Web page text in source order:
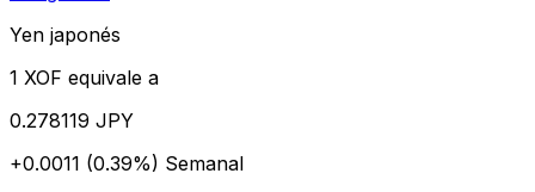
Yen japonés
1 XOF equivale a
0.278119 JPY
+0.0011 (0.39%) Semanal